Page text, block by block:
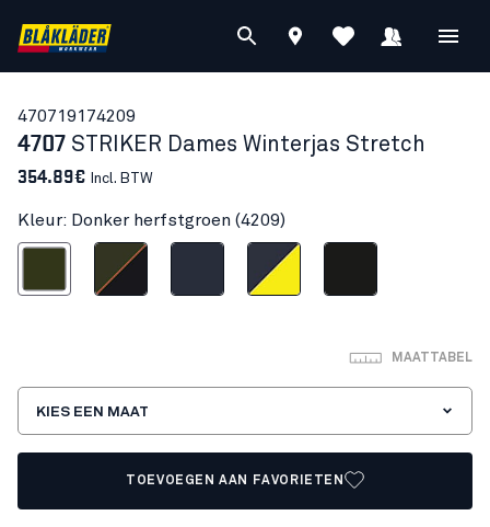
470719174209
4707 STRIKER Dames Winterjas Stretch
354.89€ Incl. BTW
Kleur: Donker herfstgroen (4209)
Woudgroen/RoestDonker marineblauw
Donker marineblauw/High Vis Geel
MAATTABEL
KIES EEN MAAT
TOEVOEGEN AAN FAVORIETEN